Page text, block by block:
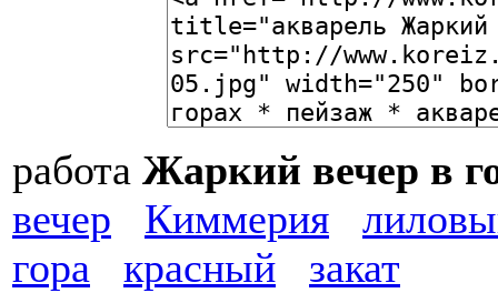
работа Жаркий вечер в
вечер
Киммерия
гора
красный
закат